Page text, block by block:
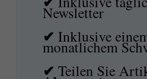
Newsletter
✔Inklusive
monatlichem
✔Teilen Sie